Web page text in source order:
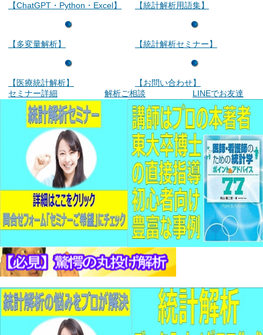
【ChatGPT・Python・Excel】
【多変量解析】
【医療統計解析】
【統計解析用語集】
【統計解析セミナー】
【お問い合わせ】
セミナー詳細
解析ご相談 LINEでお友達